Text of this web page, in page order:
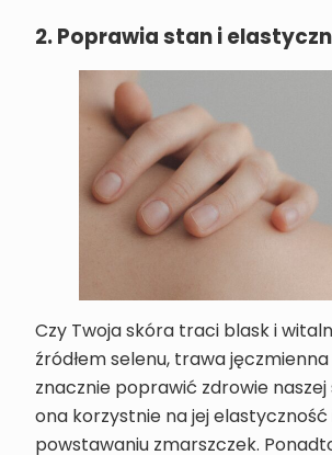
2. Poprawia stan i
Czy Twoja skóra traci blask i
źródłem selenu, trawa
znacznie poprawić zdrowie naszej
ona korzystnie na jej
powstawaniu zmarszczek.